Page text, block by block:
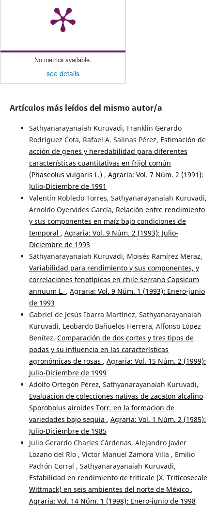
No metrics available.
see details
Artículos más leídos del mismo autor/a
Sathyanarayanaiah Kuruvadi, Franklin Gerardo
Rodríguez Cota, Rafael A. Salinas Pérez, Estimación de
acción de genes y heredabilidad para diferentes
características cuantitativas en frijol común
(Phaseolus vulgaris L.) , Agraria: Vol. 7 Núm. 2 (1991):
Julio-Diciembre de 1991
Valentín Robledo Torres, Sathyanarayanaiah Kuruvadi,
Arnoldo Oyervides García, Relación entre rendimiento
y sus componentes en maíz bajo condiciones de
temporal , Agraria: Vol. 9 Núm. 2 (1993): Julio-
Diciembre de 1993
Sathyanarayanaiah Kuruvadi, Moisés Ramírez Meraz,
Variabilidad para rendimiento y sus componentes, y
correlaciones fenotípicas en chile serrano Capsicum
annuum L. , Agraria: Vol. 9 Núm. 1 (1993): Enero-junio
de 1993
Gabriel de Jesús Ibarra Martínez, Sathyanarayanaiah
Kuruvadi, Leobardo Bañuelos Herrera, Alfonso López
Benítez, Comparación de dos cortes y tres tipos de
podas y su influencia en las características
agronómicas de rosas , Agraria: Vol. 15 Núm. 2 (1999):
Julio-Diciembre de 1999
Adolfo Ortegón Pérez, Sathyanarayanaiah Kuruvadi,
Evaluacion de colecciones nativas de zacaton alcalino
Sporobolus airoides Torr. en la formacion de
variedades bajo sequia , Agraria: Vol. 1 Núm. 2 (1985):
Julio-Diciembre de 1985
Julio Gerardo Charles Cárdenas, Alejandro Javier
Lozano del Río , Víctor Manuel Zamora Villa , Emilio
Padrón Corral , Sathyanarayanaiah Kuruvadi,
Estabilidad en rendimiento de triticale (X. Triticosecale
Wittmack) en seis ambientes del norte de México ,
Agraria: Vol. 14 Núm. 1 (1998): Enero-junio de 1998